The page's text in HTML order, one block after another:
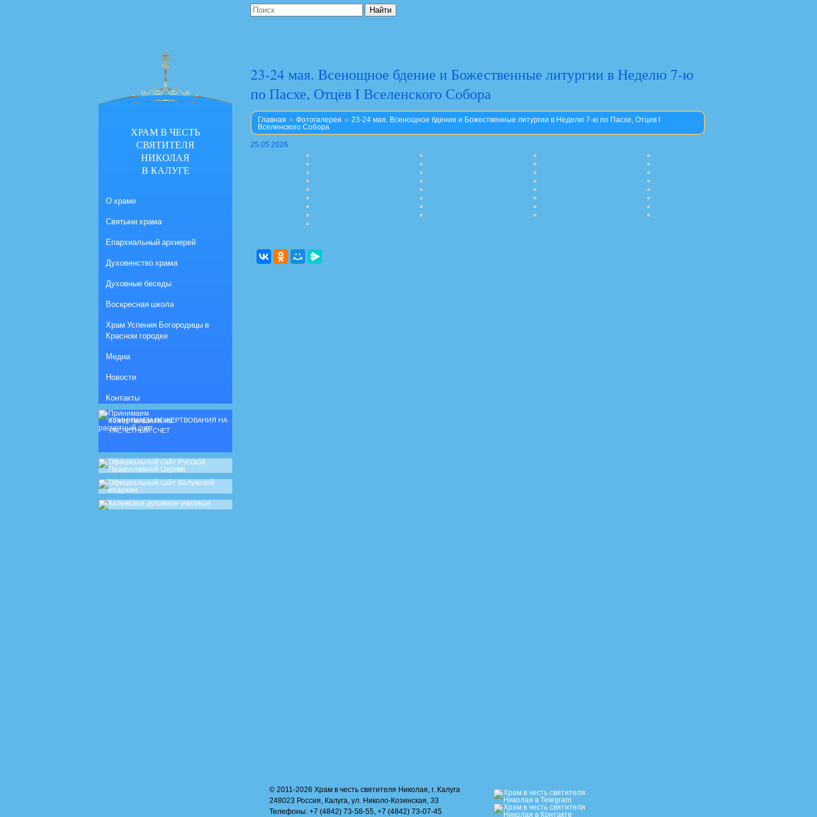
23-24 мая. Всенощное бдение и Божественные литургии в Неделю 7-ю
по Пасхе, Отцев I Вселенского Собора
Главная » Фотогалерея » 23-24 мая. Всенощное бдение и Божественные литургии в Неделю 7-ю по Пасхе, Отцев I
Вселенского Собора
25.05.2026
ХРАМ В ЧЕСТЬ
СВЯТИТЕЛЯ
НИКОЛАЯ
В КАЛУГЕ
О храме
Святыни храма
Епархиальный архиерей
Духовенство храма
Духовные беседы
Воскресная школа
Храм Успения Богородицы в
Красном городке
Медиа
Новости
Контакты
ПРИНИМАЕМ ПОЖЕРТВОВАНИЯ НА
РАСЧЕТНЫЙ СЧЕТ
© 2011-2026 Храм в честь святителя Николая, г. Калуга
248023 Россия, Калуга, ул. Николо-Козинская, 33
Телефоны: +7 (4842) 73-58-55, +7 (4842) 73-07-45